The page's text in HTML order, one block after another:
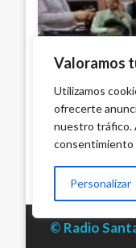
Valoramos
Utilizamos
ofrecerte
nuestro tráfico.
consentimiento
Personalizar
Ariel Cabrera
© Radio